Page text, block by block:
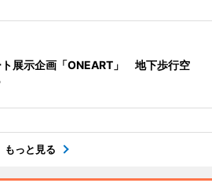
ト展示企画「ONEART」 地下歩行空
もっと見る